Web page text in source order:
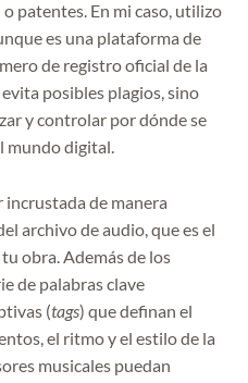
patentes. En mi caso, utilizo
es una plataforma de
de registro oficial de la
posibles plagios, sino
y controlar por dónde se
mundo digital.
incrustada de manera
archivo de audio, que es el
obra. Además de los
de palabras clave
(tags) que definan el
el ritmo y el estilo de la
musicales puedan